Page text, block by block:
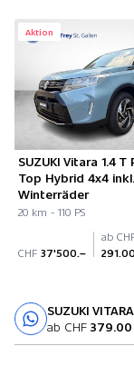
Aktion
SUZUKI Vitara 1.4 T
Top Hybrid 4x4 inkl.
Winterräder
20 km - 110 PS
CHF 37'500.–
ab
291.00
SUZUKI VITARA
ab CHF 379.00